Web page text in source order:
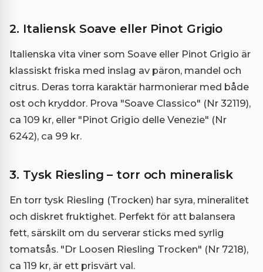
2. Italiensk Soave eller Pinot Grigio
Italienska vita viner som Soave eller Pinot Grigio är
klassiskt friska med inslag av päron, mandel och
citrus. Deras torra karaktär harmonierar med både
ost och kryddor. Prova "Soave Classico" (Nr 32119),
ca 109 kr, eller "Pinot Grigio delle Venezie" (Nr
6242), ca 99 kr.
3. Tysk Riesling – torr och mineralisk
En torr tysk Riesling (Trocken) har syra, mineralitet
och diskret fruktighet. Perfekt för att balansera
fett, särskilt om du serverar sticks med syrlig
tomatsås. "Dr Loosen Riesling Trocken" (Nr 7218),
ca 119 kr, är ett prisvärt val.